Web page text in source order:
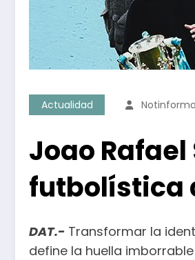
Actualidad
Joao
futbolística
DAT.- Transformar la
define la huella